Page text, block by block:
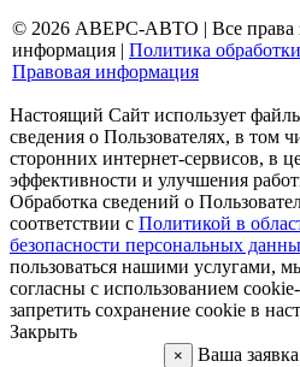
© 2026 АВЕРС-АВТО | Все права
информация | Политика
Правовая информация
Настоящий Сайт использует
сведения о Пользователях, в том
сторонних интернет-сервисов, в
эффективности и улучшения
Обработка сведений о
соответствии с Политикой в
безопасности персональных
пользоваться нашими услугами,
согласны с использованием
запретить сохранение cookie в
Закрыть
× Ваша